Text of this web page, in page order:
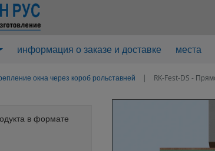
информация о заказе и доставке места
окна через короб рольставней RK-Fest-DS -
в формате